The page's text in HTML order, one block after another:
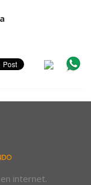
internet.